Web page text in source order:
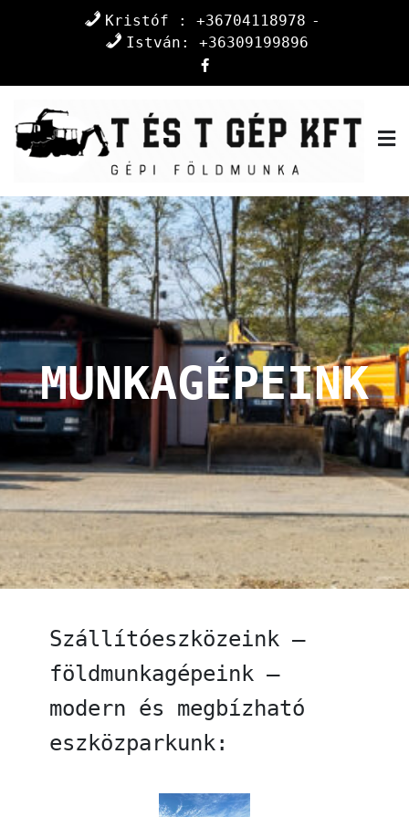
Kristóf : +36704118978
István: +36309199896
T és T Gép Kft
Gépi földmunka Pest Vármegyében és Nógrád
Vármegyében
MUNKAGÉPEINK
Szállítóeszközeink –
földmunkagépeink –
modern és megbízható
eszközparkunk: